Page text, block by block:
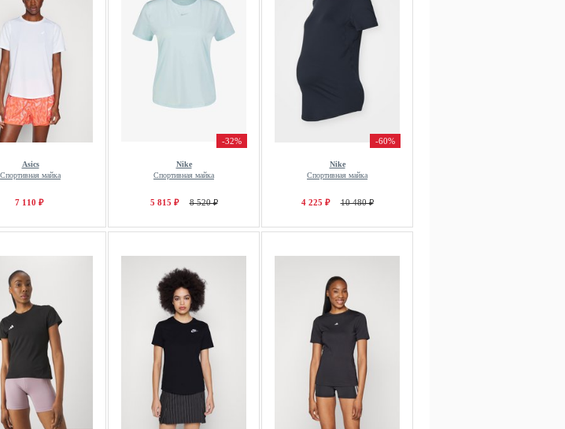
Asics
Спортивная майка
7 110 ₽
-32%
Nike
Спортивная майка
5 815 ₽ 8 520 ₽
-60%
Nike
Спортивная майка
4 225 ₽ 10 480 ₽